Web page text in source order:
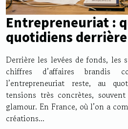
Entrepreneuriat :
quotidiens
Derrière les levées de fonds, les
chiffres d’affaires brandis
l’entrepreneuriat reste, au
tensions très concrètes,
glamour. En France, où l’on a
créations...